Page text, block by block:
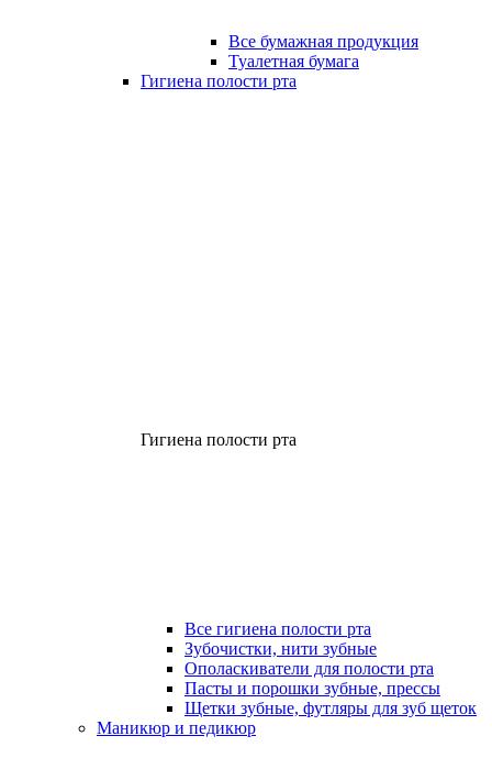
Все бумажная продукция
Туалетная бумага
Гигиена полости рта
Гигиена полости рта
Все гигиена полости рта
Зубочистки, нити зубные
Ополаскиватели для полости рта
Пасты и порошки зубные, прессы
Щетки зубные, футляры для зуб щеток
Маникюр и педикюр